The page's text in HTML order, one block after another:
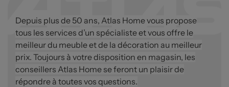
Depuis plus de 50 ans, Atlas Home vous propose
tous les services d’un spécialiste et vous offre le
meilleur du meuble et de la décoration au meilleur
prix. Toujours à votre disposition en magasin, les
conseillers Atlas Home se feront un plaisir de
répondre à toutes vos questions.